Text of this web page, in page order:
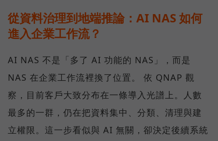
從資料治理到地端推論：AI NAS 如何
進入企業工作流？
AI NAS 不是「多了 AI 功能的 NAS」，而是
NAS 在企業工作流裡換了位置。 依 QNAP 觀
察，目前客戶大致分布在一條導入光譜上。人數
最多的一群，仍在把資料集中、分類、清理與建
立權限。這一步看似與 AI 無關，卻決定後續系統